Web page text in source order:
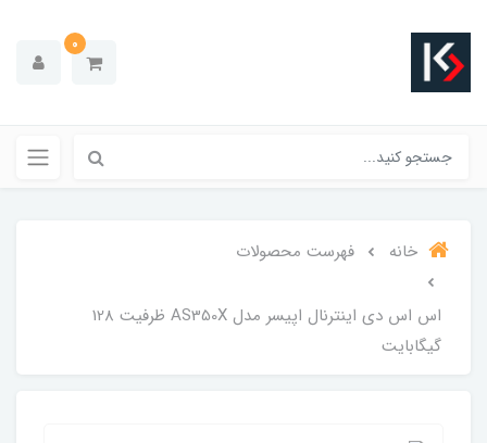
0
خانه فهرست محصولات
اس اس دی اینترنال اپیسر مدل AS350X ظرفیت 128
گیگابایت